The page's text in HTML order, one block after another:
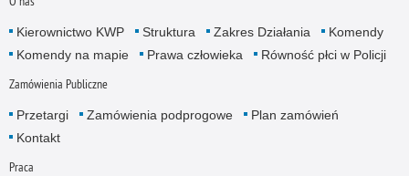
Kierownictwo KWP Struktura Zakres Działania
Komendy
Komendy na mapie
Prawa człowieka Równość płci w Policji
Zamówienia Publiczne
Przetargi Zamówienia podprogowe
Plan zamówień
Kontakt
Praca